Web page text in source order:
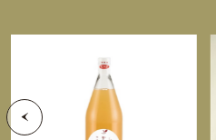
手提袋ご利用サイズ目安 (有料)
小(￥11)